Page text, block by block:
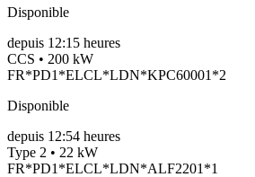
Disponible
depuis 12:15 heures
CCS • 200 kW
FR*PD1*ELCL*LDN*KPC60001*2
Disponible
depuis 12:54 heures
Type 2 • 22 kW
FR*PD1*ELCL*LDN*ALF2201*1